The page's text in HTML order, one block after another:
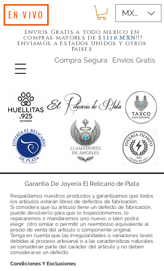
Envios Gratis
Compra Segura
Envios Gratis a todo Mexico en
compras mayores de $ 1119 MXN!!!
Enviamos a Estados Unidos y otros
Paises
MXN ($)
EN VIVO
Garantía De Joyería El Relicario de Plata
Respaldamos nuestros productos y garantizamos que todos
los artículos estarán libres de defectos de fabricación.
Si considera que su artículo tiene un defecto de fabricación,
puede devolverlo para que lo inspeccionemos. lo
repararemos o mandaremos uno nuevo, o bien podrá
elegir otro similar o permitir un reembolso equivalente al
precio de venta del artículo o componente original.
Tenga en cuenta que las irregularidades o variaciones leves
debidas al proceso artesanal o a las características naturales
se consideran parte del carácter del artículo y no deben
considerarse un defecto.
Condiciones Y Exclusiones